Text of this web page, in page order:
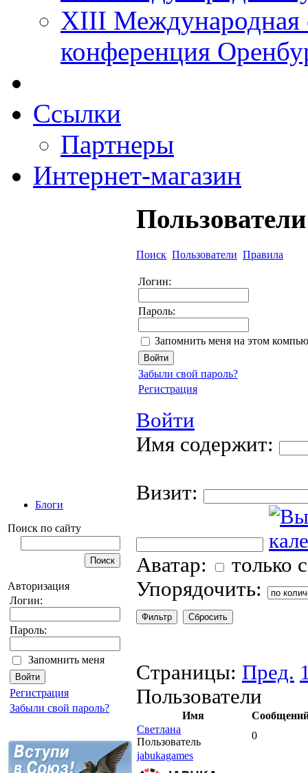
XIII Международная
конференция
Ссылки
Партнеры
Интернет-магазин
Блоги
Поиск по сайту
Авторизация
Логин:
Пароль:
Запомнить меня
Регистрация
Забыли свой пароль?
Пользователи
Поиск Пользователи Правила
Логин:
Пароль:
Запомнить меня на этом
Забыли свой пароль?
Регистрация
Войти
Имя содержит:
Визит:
Аватар:
только
Упорядочить:
Страницы: Пред.
Пользователи
Имя
Светлана
Пользователь
0
jabukagames